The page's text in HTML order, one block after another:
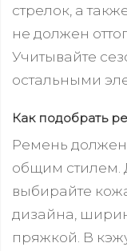
стрелок, а
не должен
Учитывайте
остальными
Как подобрать
Ремень
общим стилем.
выбирайте
дизайна,
пряжкой. В